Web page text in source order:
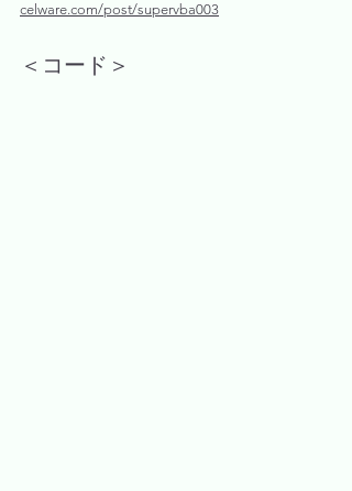
celware.com/post/supervba003
＜コード＞